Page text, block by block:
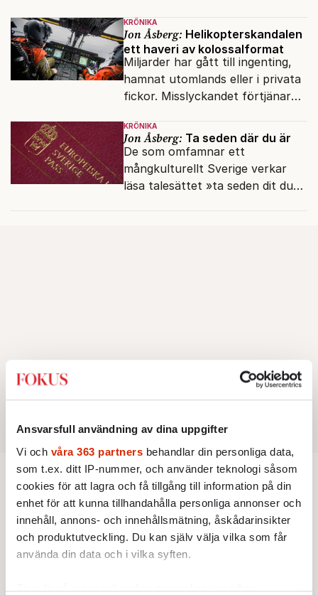
Ansvarsfull användning av dina uppgifter
Vi och våra 363 partners behandlar din personliga data,
som t.ex. ditt IP-nummer, och använder teknologi såsom
cookies för att lagra och få tillgång till information på din
enhet för att kunna tillhandahålla personliga annonser och
innehåll, annons- och innehållsmätning, åskådarinsikter
och produktutveckling. Du kan själv välja vilka som får
använda din data och i vilka syften.
Ta reda på mer om hur dina personliga uppgifter
KRÖNIKA
Jon Åsberg: Helikopterskandalen
ett haveri av kolossalformat
Miljarder har gått till ingenting,
hamnat utomlands eller i privata
fickor. Misslyckandet förtjänar
KRÖNIKA
Jon Åsberg: Ta seden där du är
De som omfamnar ett
mångkulturellt Sverige verkar
läsa talesättet »ta seden dit du
REDAKTIONSBLOGGEN
Lars Åberg: ”Självcensur och
cancelkultur måste diskuteras
mer”